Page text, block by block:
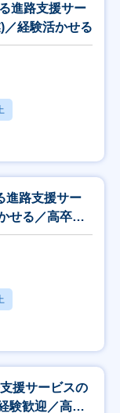
進路支援サー
／経験活かせる
進路支援サー
せる／高卒就
援サービスの
験歓迎／高卒